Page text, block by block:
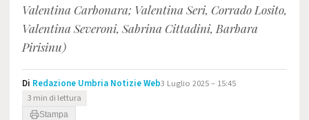
Valentina Carbonara; Valentina Seri, Corrado Losito,
Valentina Severoni, Sabrina Cittadini, Barbara
Pirisinu)
Di Redazione Umbria Notizie Web3 Luglio 2025 – 15:45
3 min di lettura
Stampa